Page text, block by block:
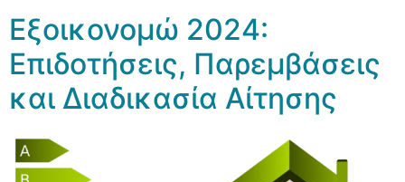
Εξοικονομώ 2024:
Επιδοτήσεις, Παρεμβάσεις
και Διαδικασία Αίτησης